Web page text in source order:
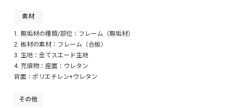
素材
1. 無垢材の種類/部位：フレーム（無垢材）
2. 板材の素材：フレーム（合板）
3. 生地：全てスエード生地
4. 充填物：座面：ウレタン
背面：ポリエチレン+ウレタン
その他